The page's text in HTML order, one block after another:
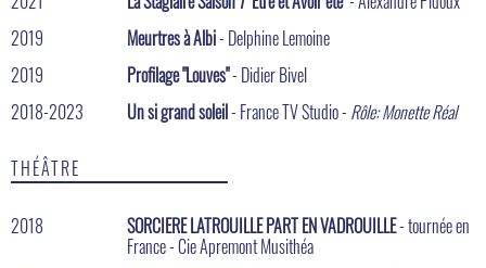
2019
Meurtres à Albi- Delphine Lemoine
2019
Profilage "Louves"- Didier Bivel
2018-2023
Un si grand soleil- France TV Studio - Rôle: Monette Réal
THÉÂTRE
2018 SORCIERE LATROUILLE PART EN VADROUILLE- tournée en
France - Cie Apremont Musithéa